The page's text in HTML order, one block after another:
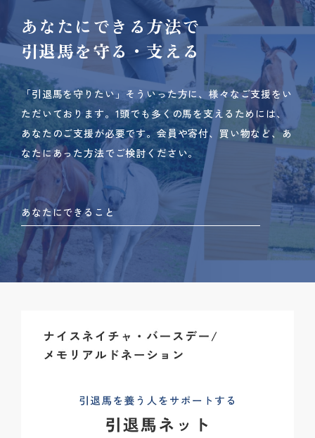
あなたにできる方法で
引退馬を守る・支える
「引退馬を守りたい」そういった方に、様々なご支援をい
ただいております。 1頭でも多くの馬を支えるためには、
あなたのご支援が必要です。 会員や寄付、買い物など、あ
なたにあった方法でご検討ください。
あなたにできること